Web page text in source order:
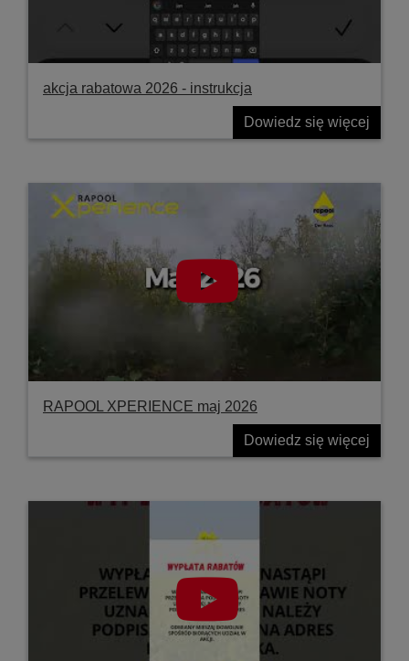
akcja rabatowa 2026 - instrukcja
Dowiedz się więcej
RAPOOL XPERIENCE maj 2026
Dowiedz się więcej